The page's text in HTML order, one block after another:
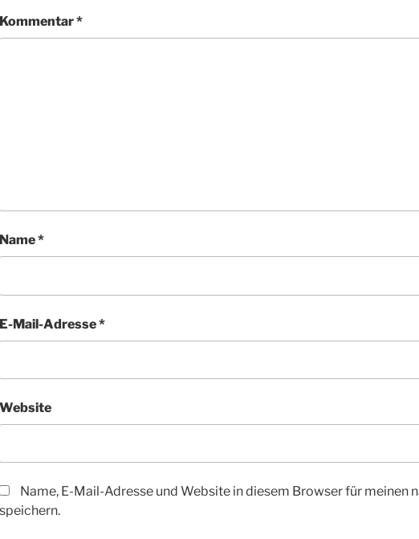
Kommentar*
Name*
E-Mail-Adresse*
Website
Name, E-Mail-Adresse und Website in diesem Browser für meinen
speichern.